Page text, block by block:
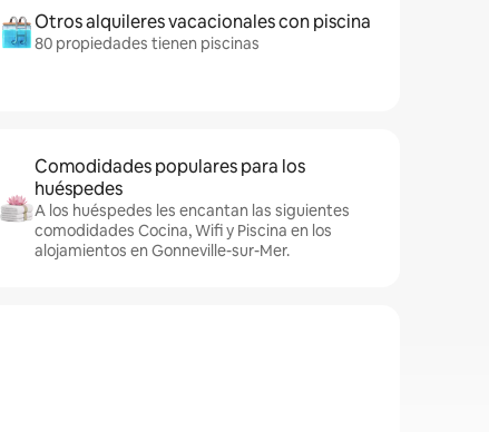
Otros alquileres vacacionales con piscina
80 propiedades tienen piscinas
Comodidades populares para los
huéspedes
A los huéspedes les encantan las siguientes
comodidades Cocina, Wifi y Piscina en los
alojamientos en Gonneville-sur-Mer.